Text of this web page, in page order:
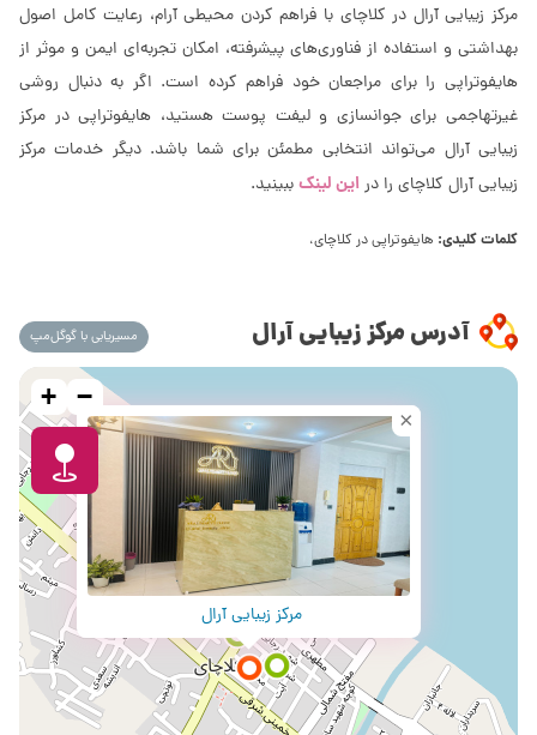
مرکز زیبایی آرال در کلاچای با فراهم کردن محیطی آرام، رعایت کامل اصول
بهداشتی و استفاده از فناوری‌های پیشرفته، امکان تجربه‌ای ایمن و موثر از
هایفوتراپی را برای مراجعان خود فراهم کرده است. اگر به دنبال روشی
غیرتهاجمی برای جوانسازی و لیفت پوست هستید، هایفوتراپی در مرکز
زیبایی آرال می‌تواند انتخابی مطمئن برای شما باشد. دیگر خدمات مرکز
زیبایی آرال کلاچای را در این لینکببینید.
کلمات کلیدی: هایفوتراپی در کلاچای،
آدرس مرکز زیبایی آرال مسیریابی با گوگل‌مپ
مرکز زیبایی آرال
×
+ −